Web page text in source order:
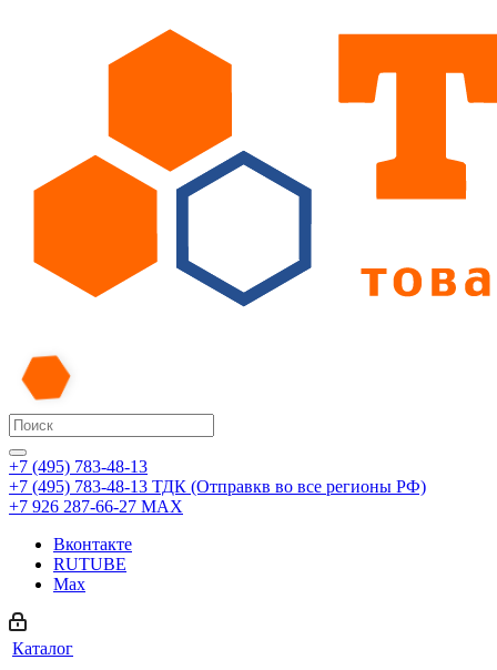
+7 (495) 783-48-13
+7 (495) 783-48-13 ТДК (Отправкв во все регионы РФ)
+7 926 287-66-27 МАХ
Вконтакте
RUTUBE
Max
Каталог